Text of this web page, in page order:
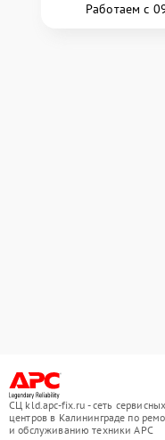
Работаем с
СЦ kld.apc-fix.ru - сеть сервисных
центров в Калининграде по
и обслуживанию техники APC